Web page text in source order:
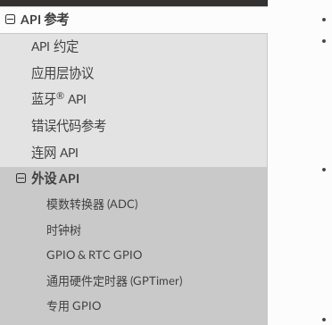
API 参考
API 约定
应用层协议
蓝牙®API
错误代码参考
连网 API
外设 API
模数转换器 (ADC)
时钟树
GPIO & RTC GPIO
通用硬件定时器 (GPTimer)
专用 GPIO